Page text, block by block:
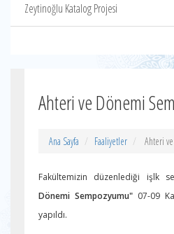
Zeytinoğlu Katalog Projesi
Ahteri ve Dönemi
Ana Sayfa Faaliyetler Ahteri
Fakültemizin düzenlediği işlk
Dönemi Sempozyumu" 07-09
yapıldı.